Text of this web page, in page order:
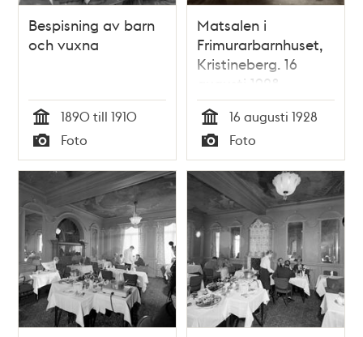
Bespisning av barn
och vuxna
Tid
1890 till 1910
Typ
Foto
Matsalen i
Frimurarbarnhuset,
Kristineberg. 16
augusti 1928
Tid
16 augusti 1928
Typ
Foto